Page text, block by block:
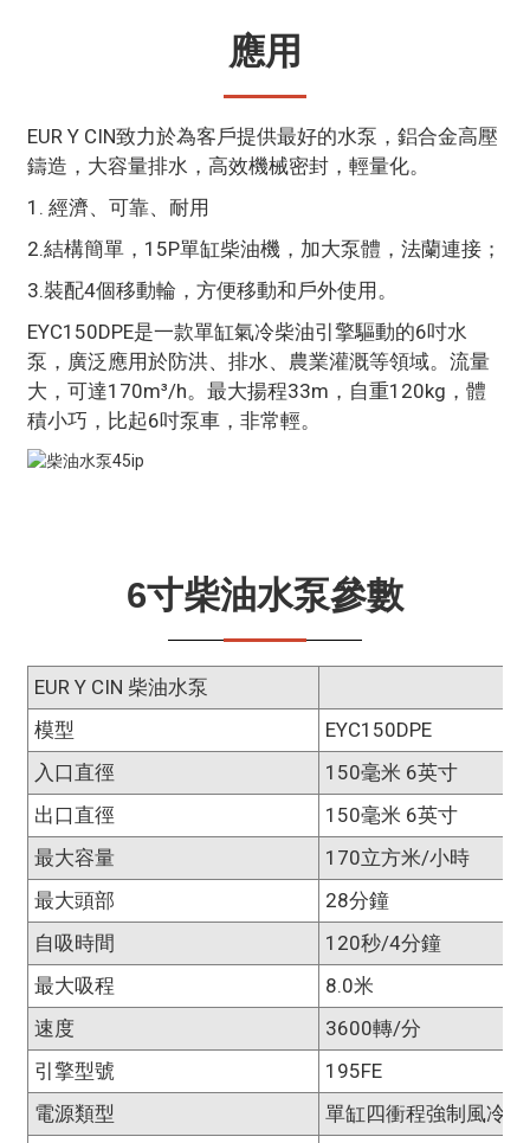
應用
EUR Y CIN致力於為客戶提供最好的水泵，鋁合金高壓
鑄造，大容量排水，高效機械密封，輕量化。
1. 經濟、可靠、耐用
2.結構簡單，15P單缸柴油機，加大泵體，法蘭連接；
3.裝配4個移動輪，方便移動和戶外使用。
EYC150DPE是一款單缸氣冷柴油引擎驅動的6吋水
泵，廣泛應用於防洪、排水、農業灌溉等領域。流量
大，可達170m³/h。最大揚程33m，自重120kg，體
積小巧，比起6吋泵車，非常輕。
6寸柴油水泵參數
EUR Y CIN 柴油水泵
模型
EYC150DPE
入口直徑
150毫米 6英寸
出口直徑
150毫米 6英寸
最大容量
170立方米/小時
最大頭部
28分鐘
自吸時間
120秒/4分鐘
最大吸程
8.0米
速度
3600轉/分
引擎型號
195FE
電源類型
單缸四衝程強制風冷